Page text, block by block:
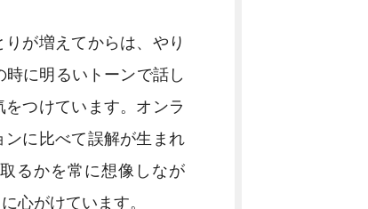
が増えてからは、やり
時に明るいトーンで話し
つけています。オンラ
に比べて誤解が生まれ
るかを常に想像しなが
心がけています。